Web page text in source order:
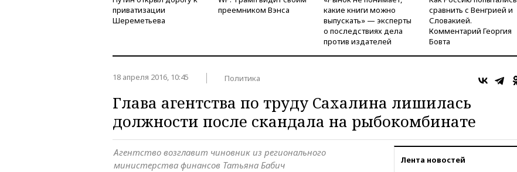
приватизации
Шереметьева
преемником Вэнса
какие книги можно
выпускать» — эксперты
о последствиях дела
против издателей
сравнить с Венгрией и
Словакией.
Комментарий Георгия
Бовта
18 апреля 2016, 10:45 Политика
Глава агентства по труду Сахалина лишилась
должности после скандала на рыбокомбинате
Лента новостей
Агентство возглавит чиновник из регионального
министерства финансов Татьяна Бабич